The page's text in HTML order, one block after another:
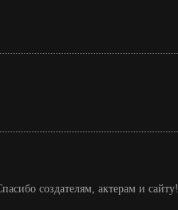
создателям, актерам и сайту!